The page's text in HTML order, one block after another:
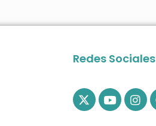
Redes Sociales